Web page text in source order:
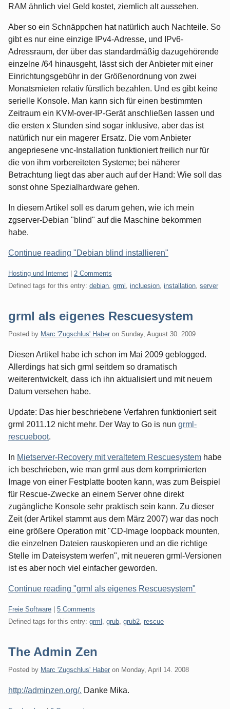
RAM ähnlich viel Geld kostet, ziemlich alt aussehen.
Aber so ein Schnäppchen hat natürlich auch Nachteile. So
gibt es nur eine einzige IPv4-Adresse, und IPv6-
Adressraum, der über das standardmäßig dazugehörende
einzelne /64 hinausgeht, lässt sich der Anbieter mit einer
Einrichtungsgebühr in der Größenordnung von zwei
Monatsmieten relativ fürstlich bezahlen. Und es gibt keine
serielle Konsole. Man kann sich für einen bestimmten
Zeitraum ein KVM-over-IP-Gerät anschließen lassen und
die ersten x Stunden sind sogar inklusive, aber das ist
natürlich nur ein magerer Ersatz. Die vom Anbieter
angepriesene vnc-Installation funktioniert freilich nur für
die von ihm vorbereiteten Systeme; bei näherer
Betrachtung liegt das aber auch auf der Hand: Wie soll das
sonst ohne Spezialhardware gehen.
In diesem Artikel soll es darum gehen, wie ich mein
zgserver-Debian "blind" auf die Maschine bekommen
habe.
Continue reading "Debian blind installieren"
Categories:
Hosting und Internet
2 Comments
Defined tags for this entry: debian grml incluesion installation server
grml als eigenes Rescuesystem
Posted by Marc 'Zugschlus' Haber on Sunday, August 30. 2009
Diesen Artikel habe ich schon im Mai 2009 geblogged.
Allerdings hat sich grml seitdem so dramatisch
weiterentwickelt, dass ich ihn aktualisiert und mit neuem
Datum versehen habe.
Update: Das hier beschriebene Verfahren funktioniert seit
grml 2011.12 nicht mehr. Der Way to Go is nun grml-
rescueboot.
In Mietserver-Recovery mit veraltetem Rescuesystem habe
ich beschrieben, wie man grml aus dem komprimierten
Image von einer Festplatte booten kann, was zum Beispiel
für Rescue-Zwecke an einem Server ohne direkt
zugängliche Konsole sehr praktisch sein kann. Zu dieser
Zeit (der Artikel stammt aus dem März 2007) war das noch
eine größere Operation mit "CD-Image loopback mounten,
die einzelnen Dateien rauskopieren und an die richtige
Stelle im Dateisystem werfen", mit neueren grml-Versionen
ist es aber noch viel einfacher geworden.
Continue reading "grml als eigenes Rescuesystem"
Categories:
Freie Software
5 Comments
Defined tags for this entry: grml grub grub2 rescue
The Admin Zen
Posted by Marc 'Zugschlus' Haber on Monday, April 14. 2008
http://adminzen.org/. Danke Mika.